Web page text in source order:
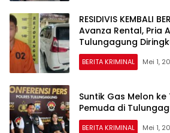
RESIDIVIS KEMBALI
Avanza Rental, Pria
Tulungagung
BERITA KRIMINAL Mei 1,
Suntik Gas Melon
Pemuda di
BERITA KRIMINAL Mei 1,